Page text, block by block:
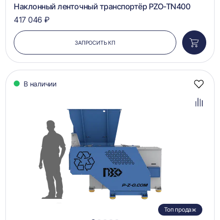
Наклонный ленточный транспортёр PZO-TN400
417 046 ₽
ЗАПРОСИТЬ КП
в
В наличии
в
Топ продаж